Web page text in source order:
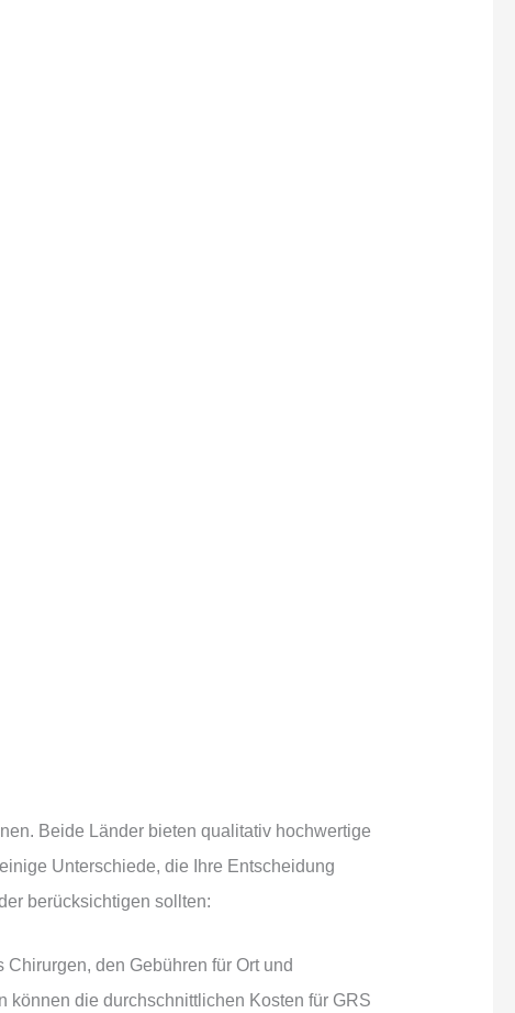
Beide Länder bieten qualitativ hochwertige
Unterschiede, die Ihre Entscheidung
berücksichtigen sollten:
den Gebühren für Ort und
können die durchschnittlichen Kosten für GRS